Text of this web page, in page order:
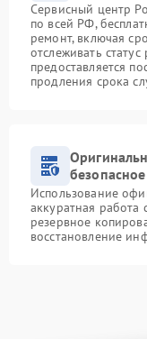
Сервисный центр
по всей РФ,
ремонт, включая
отслеживать
предоставляется
продления срока
Использование
аккуратная работа
резервное
восстановление